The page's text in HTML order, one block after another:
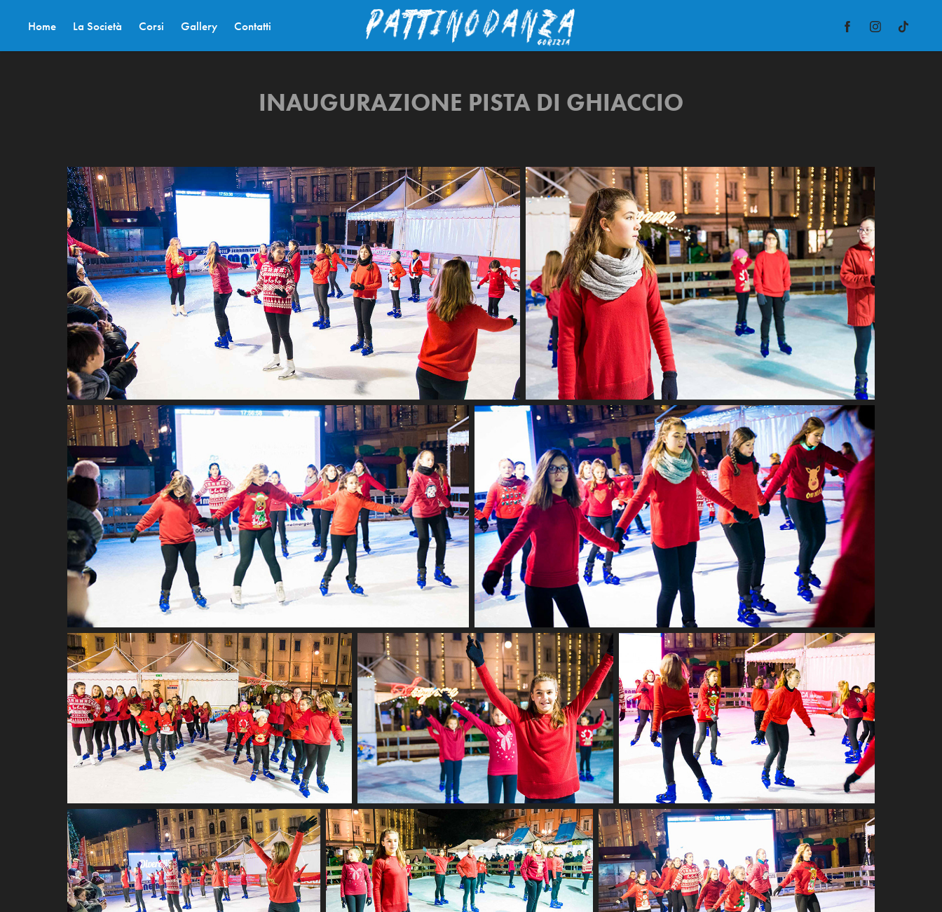
Home La Società Corsi Gallery Contatti
INAUGURAZIONE PISTA DI GHIACCIO